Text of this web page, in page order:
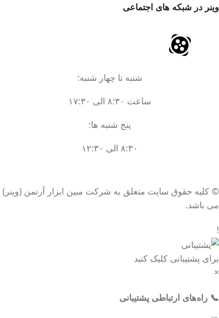
وینر در شبکه های اجتماعی
شنبه تا چهار شنبه:
ساعت ۸:۳۰ الی ۱۷:۳۰
پنج شنبه ها:
۸:۳۰ الی ۱۲:۳۰
© کلیه حقوق سایت متعلق به شرکت مبین ابزار آرتمن (وینر)
می باشد.
!
برای پشتیبانی کلیک کنید
×
📞 راه‌های ارتباطی پشتیبانی